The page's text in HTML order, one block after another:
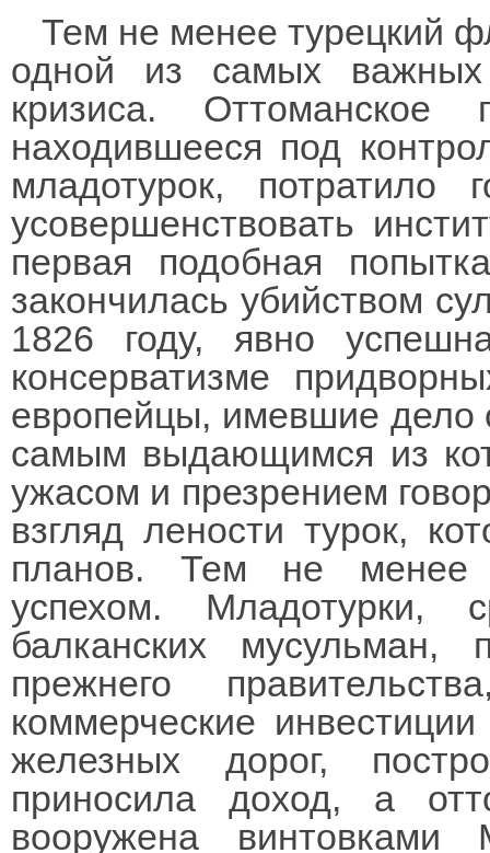
Тем не менее турецкий
одной из самых
кризиса. Оттоманское
находившееся под
младотурок,
усовершенствовать
первая подобная
закончилась убийством
1826 году, явно
консерватизме
европейцы, имевшие дело
самым выдающимся из
ужасом и презрением
взгляд лености турок,
планов. Тем не менее
успехом. Младотурки,
балканских мусульман,
прежнего
коммерческие
железных дорог,
приносила доход, а
вооружена